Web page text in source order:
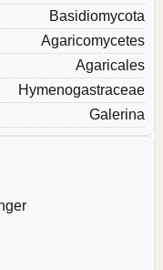
Basidiomycota
Agaricomycetes
Agaricales
Hymenogastraceae
Galerina